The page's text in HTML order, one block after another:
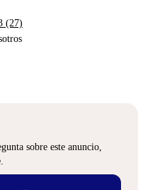
(27)
sobre este anuncio,